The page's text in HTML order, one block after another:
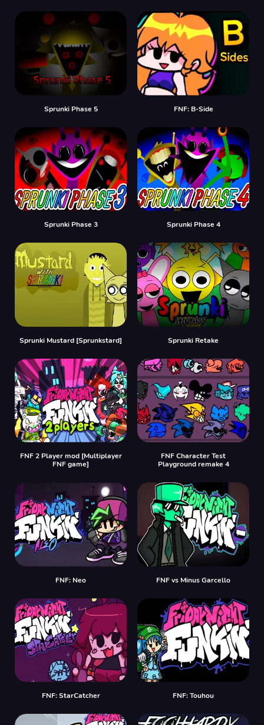
Sprunki Phase 5 FNF: B-Side
Sprunki Phase 3 Sprunki Phase 4
Sprunki Mustard [Sprunkstard] Sprunki Retake
FNF 2 Player mod [Multiplayer
FNF game]
FNF Character Test
Playground remake 4
FNF: Neo FNF vs Minus Garcello
FNF: StarCatcher FNF: Touhou